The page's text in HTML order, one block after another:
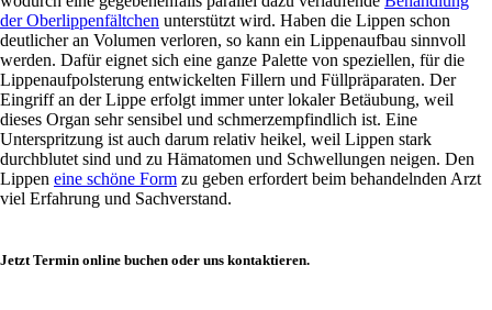
der Oberlippenfältchen unterstützt wird. Haben die Lippen schon
deutlicher an Volumen verloren, so kann ein Lippenaufbau sinnvoll
werden. Dafür eignet sich eine ganze Palette von speziellen, für die
Lippenaufpolsterung entwickelten Fillern und Füllpräparaten. Der
Eingriff an der Lippe erfolgt immer unter lokaler Betäubung, weil
dieses Organ sehr sensibel und schmerzempfindlich ist. Eine
Unterspritzung ist auch darum relativ heikel, weil Lippen stark
durchblutet sind und zu Hämatomen und Schwellungen neigen. Den
Lippen eine schöne Form zu geben erfordert beim behandelnden Arzt
viel Erfahrung und Sachverstand.
Jetzt Termin online buchen oder uns kontaktieren.